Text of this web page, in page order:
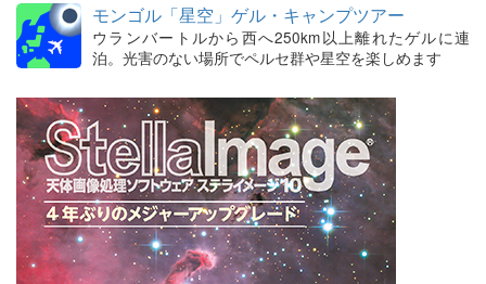
モンゴル「星空」ゲル・キャンプツアー
ウランバートルから西へ250km以上離れたゲルに連
泊。光害のない場所でペルセ群や星空を楽しめます